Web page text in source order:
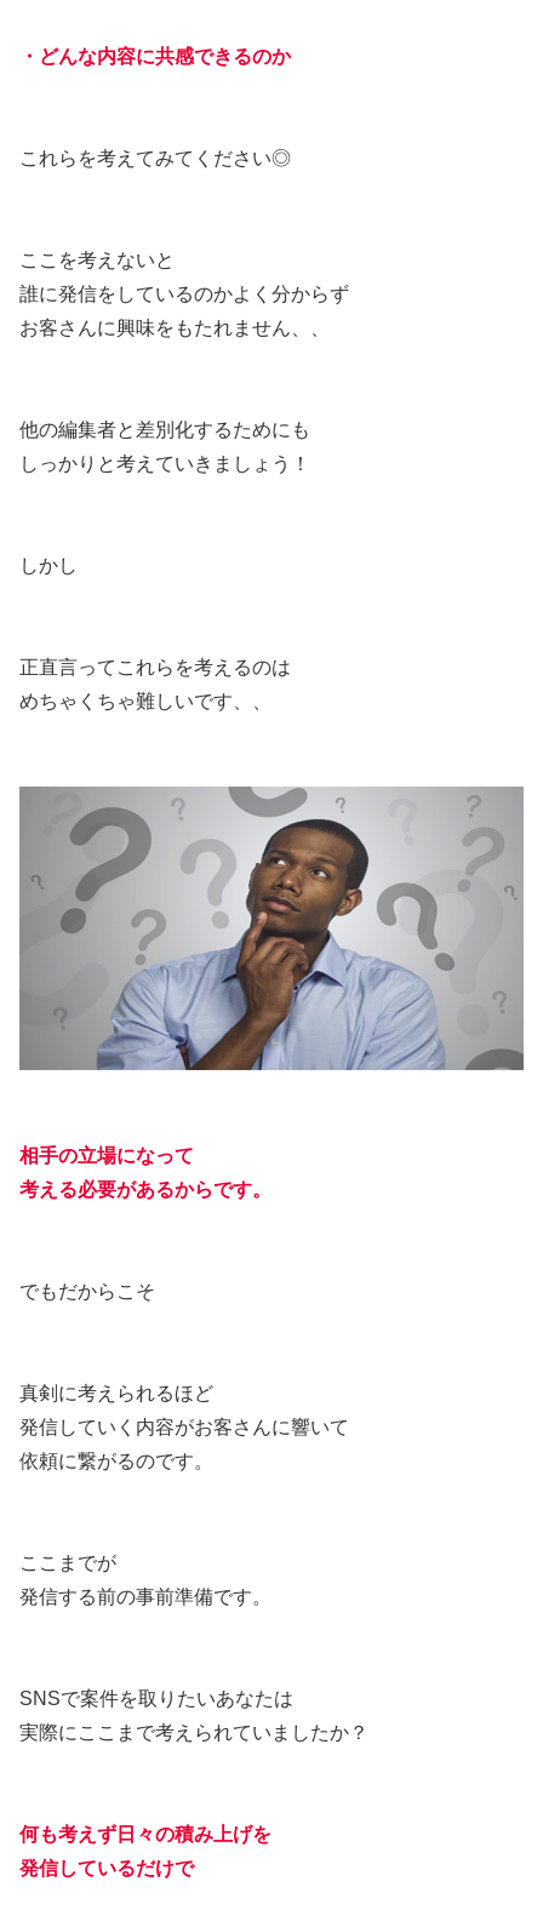
・どんな内容に共感できるのか
これらを考えてみてください◎
ここを考えないと
誰に発信をしているのかよく分からず
お客さんに興味をもたれません、、
他の編集者と差別化するためにも
しっかりと考えていきましょう！
しかし
正直言ってこれらを考えるのは
めちゃくちゃ難しいです、、
相手の立場になって
考える必要があるからです。
でもだからこそ
真剣に考えられるほど
発信していく内容がお客さんに響いて
依頼に繋がるのです。
ここまでが
発信する前の事前準備です。
SNSで案件を取りたいあなたは
実際にここまで考えられていましたか？
何も考えず日々の積み上げを
発信しているだけで